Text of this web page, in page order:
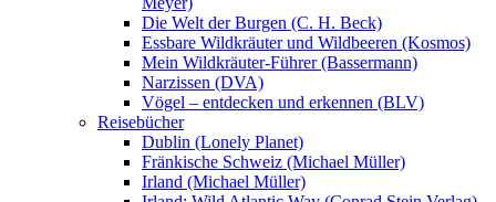
Die Welt der Burgen (C. H. Beck)
Essbare Wildkräuter und Wildbeeren (Kosmos)
Mein Wildkräuter-Führer (Bassermann)
Narzissen (DVA)
Vögel – entdecken und erkennen (BLV)
Reisebücher
Dublin (Lonely Planet)
Fränkische Schweiz (Michael Müller)
Irland (Michael Müller)